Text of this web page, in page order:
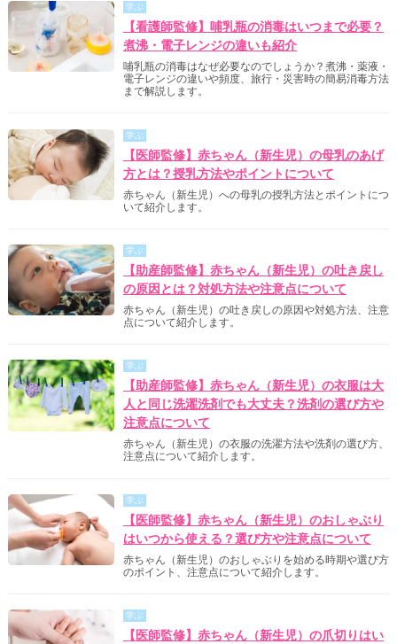
学ぶ
【看護師監修】哺乳瓶の消毒はいつまで必要？
煮沸・電子レンジの違いも紹介
哺乳瓶の消毒はなぜ必要なのでしょうか？煮沸・薬液・
電子レンジの違いや頻度、旅行・災害時の簡易消毒方法
まで解説します。
学ぶ
【医師監修】赤ちゃん（新生児）の母乳のあげ
方とは？授乳方法やポイントについて
赤ちゃん（新生児）への母乳の授乳方法とポイントにつ
いて紹介します。
学ぶ
【助産師監修】赤ちゃん（新生児）の吐き戻し
の原因とは？対処方法や注意点について
赤ちゃん（新生児）の吐き戻しの原因や対処方法、注意
点について紹介します。
学ぶ
【助産師監修】赤ちゃん（新生児）の衣服は大
人と同じ洗濯洗剤でも大丈夫？洗剤の選び方や
注意点について
赤ちゃん（新生児）の衣服の洗濯方法や洗剤の選び方、
注意点について紹介します。
学ぶ
【医師監修】赤ちゃん（新生児）のおしゃぶり
はいつから使える？選び方や注意点について
赤ちゃん（新生児）のおしゃぶりを始める時期や選び方
のポイント、注意点について紹介します。
学ぶ
【医師監修】赤ちゃん（新生児）の爪切りはい